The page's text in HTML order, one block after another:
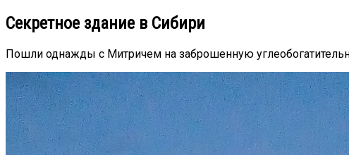
Секретное здание в Сибири
Пошли однажды с Митричем на заброшенную